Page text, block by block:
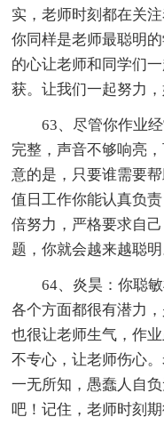
实，老师时刻都在关
你同样是老师最聪明
的心让老师和同学们
获。让我们一起努力，
63、尽管你作业
完整，声音不够响亮
意的是，只要谁需要
值日工作你能认真负
倍努力，严格要求自
题，你就会越来越聪明
64、炎昊：你聪
各个方面都很有潜力
也很让老师生气，作
不专心，让老师伤心
一无所知，愚蠢人自
吧！记住，老师时刻